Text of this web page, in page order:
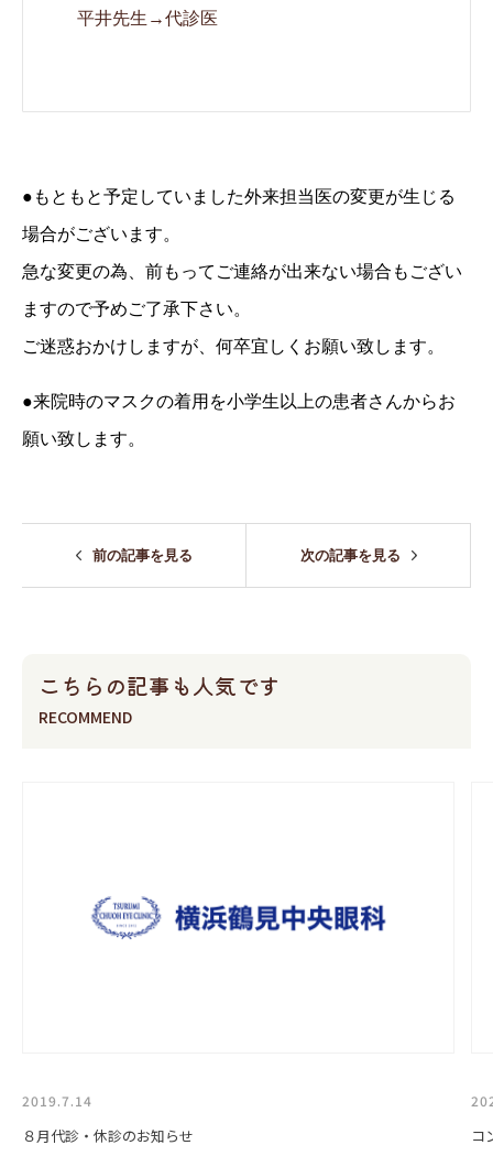
平井先生→代診医
●もともと予定していました外来担当医の変更が生じる
場合がございます。
急な変更の為、前もってご連絡が出来ない場合もござい
ますので予めご了承下さい。
ご迷惑おかけしますが、何卒宜しくお願い致します。
●来院時のマスクの着用を小学生以上の患者さんからお
願い致します。
前の記事を見る 次の記事を見る
こちらの記事も人気です
RECOMMEND
2019.7.14
８月代診・休診のお知らせ コ